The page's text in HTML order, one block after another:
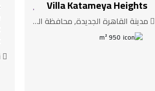
Villa Katameya Heights
مدينة القاهرة الجديدة, محافظة القاهرة
950 m²